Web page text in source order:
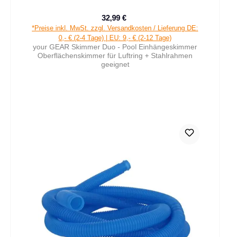
Verkaufspreis:
32,99 €
*Preise inkl. MwSt. zzgl. Versandkosten / Lieferung DE:
0,- € (2-4 Tage) | EU: 9,- € (2-12 Tage)
your GEAR Skimmer Duo - Pool Einhängeskimmer
Oberflächenskimmer für Luftring + Stahlrahmen
geeignet